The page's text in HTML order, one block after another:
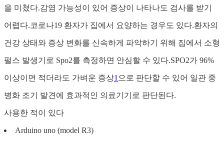
을 미쳤다.감염 가능성이 있어 증상이 나타나도 검사를 받기
어렵다.코로나19 환자가 집에서 요양하는 경우도 있다.환자의
건강 상태와 증상 변화를 신속하게 파악하기 위해 집에서 소형
펄스 발생기로 Spo2를 측정하면 안심할 수 있다.SPO2가 96%
이상이면 적더라도 가벼운 증상1 으로 판단할 수 있어 일관 중
병화 조기 발견에 효과적인 의료기기로 판단된다.
사용한 적이 있다
Arduino uno (model R3)